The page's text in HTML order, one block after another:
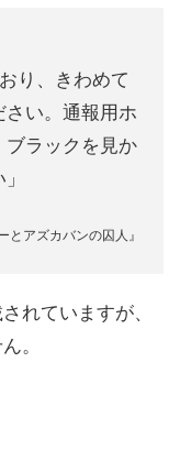
り、きわめて
い。通報用ホ
ブラックを見か
とアズカバンの囚人』
れていますが、
。